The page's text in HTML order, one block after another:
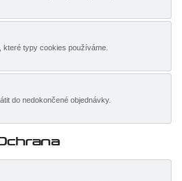
které typy cookies používáme.
do nedokončené objednávky.